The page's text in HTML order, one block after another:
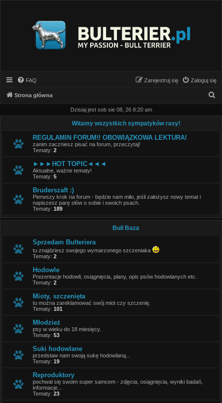
FAQ Zaloguj się
Zarejestruj się
Strona główna
Dzisiaj jest sob sie 08, 26 8:20 am
Witamy wszystkich sympatyków rasy!
REGULAMIN FORUM!! OBOWIĄZKOWA LEKTURA!
zanim zaczniesz pisać na forum, przeczytaj!
Tematy: 2
►►►HOT TOPIC◄◄◄
Aktualne, ważne tematy!
Tematy: 5
Bruderszaft :)
Pierwszy krok na forum - będzie nam miło, jeśli założysz nowy temat i
napiszesz parę słów o sobie i swoich psach.
Tematy: 189
Bull Baza
Sprzedam Bulteriera
tu znajdziesz swojego wymarzonego szczeniaka
Tematy: 2
Hodowle
Prezentacje hodowli, osiągnięcia, plany, opis psów hodowlanych etc.
Tematy: 2
Mioty, szczenięta
tu można zareklamować swój miot czy szczenię.
Tematy: 101
Młodzież
psy w wieku do 18 miesięcy.
Tematy: 53
Suki hodowlane
przedstaw nam swoją sukę hodowlaną...
Tematy: 19
Reproduktory
pochwal się swoim super samcem - zdjęcia, osiągnięcia, wyniki badań,
informacje...
Tematy: 23